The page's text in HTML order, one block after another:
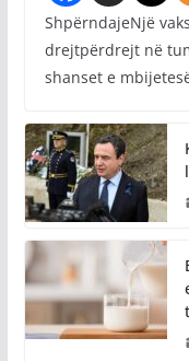
ShpërndajeNjë
drejtpërdrejt në
shanset e